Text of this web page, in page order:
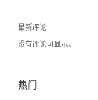
最新评论
没有评论可显示。
热门